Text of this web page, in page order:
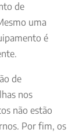
de
uma
é
de
nos
não estão
Por fim, os